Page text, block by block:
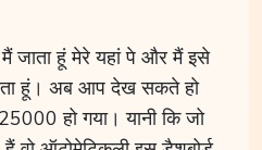
जाता हूं मेरे यहां पे और मैं इसे
हूं। अब आप देख सकते हो
हो गया। यानी कि जो